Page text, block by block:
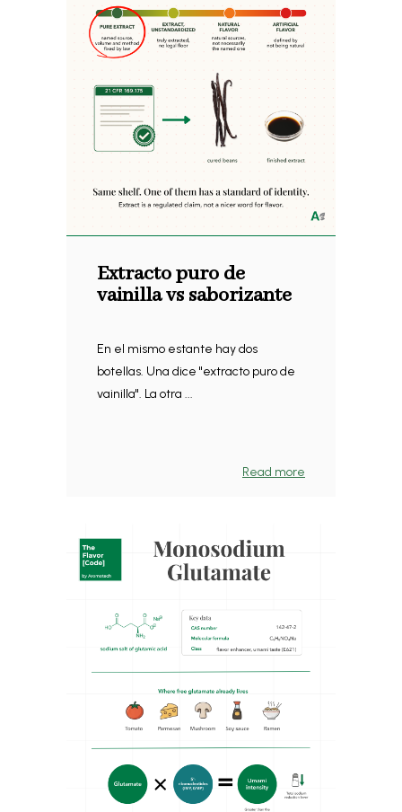
Extracto puro de
vainilla vs saborizante
En el mismo estante hay dos
botellas. Una dice "extracto puro de
vainilla". La otra ...
Read more